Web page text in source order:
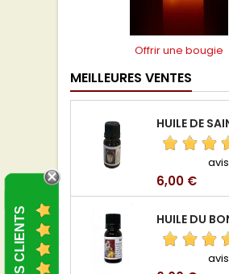
Offrir une bougie
MEILLEURES VENTES
avis
Prix
6,00 €
avis
AVIS CLIENTS